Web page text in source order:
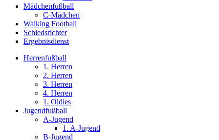
Mädchenfußball
C-Mädchen
Walking Football
Schiedsrichter
Ergebnisdienst
Herrenfußball
1. Herren
2. Herren
3. Herren
4. Herren
1. Oldies
Jugendfußball
A-Jugend
1. A-Jugend
B-Jugend